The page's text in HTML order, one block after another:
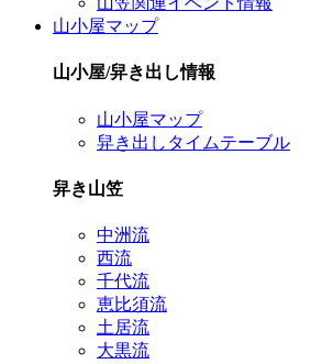
山小屋マップ
山小屋/舁き出し情報
山小屋マップ
舁き出しタイムテーブル
舁き山笠
中洲流
西流
千代流
恵比須流
土居流
大黒流